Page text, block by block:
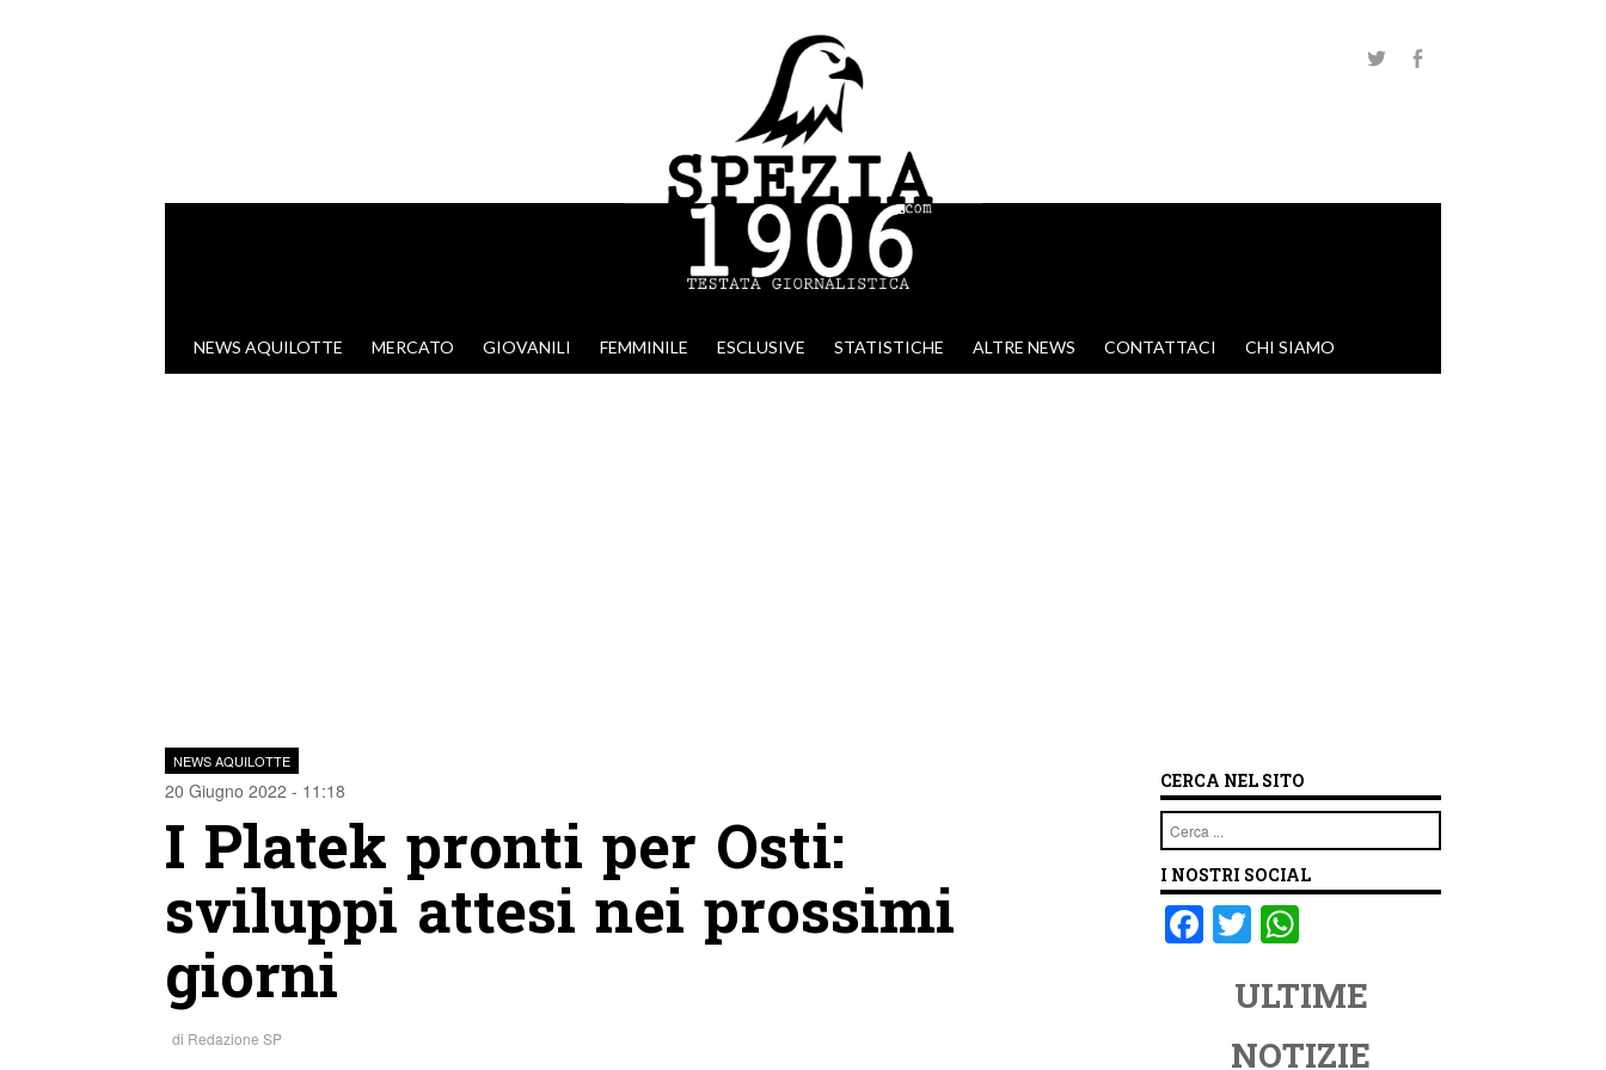
VAI AL CONTENUTO
NEWS AQUILOTTE MERCATO GIOVANILI FEMMINILE ESCLUSIVE STATISTICHE ALTRE NEWS CONTATTACI CHI SIAMO
NEWS AQUILOTTE
20 Giugno 2022 - 11:18
I Platek pronti per Osti:
sviluppi attesi nei prossimi
giorni
di Redazione SP
CERCA NEL SITO
Cerca
I NOSTRI SOCIAL
F T
tt
er
at
s
ULTIME
NOTIZIE